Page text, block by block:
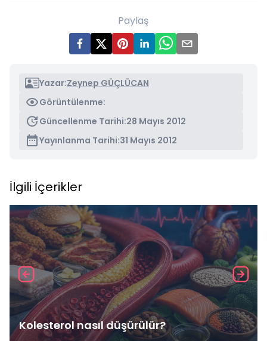
Paylaş
Yazar:Zeynep GÜÇLÜCAN
Görüntülenme:
Güncellenme Tarihi:28 Mayıs 2012
Yayınlanma Tarihi:31 Mayıs 2012
İlgili İçerikler
Kolesterol nasıl düşürülür?